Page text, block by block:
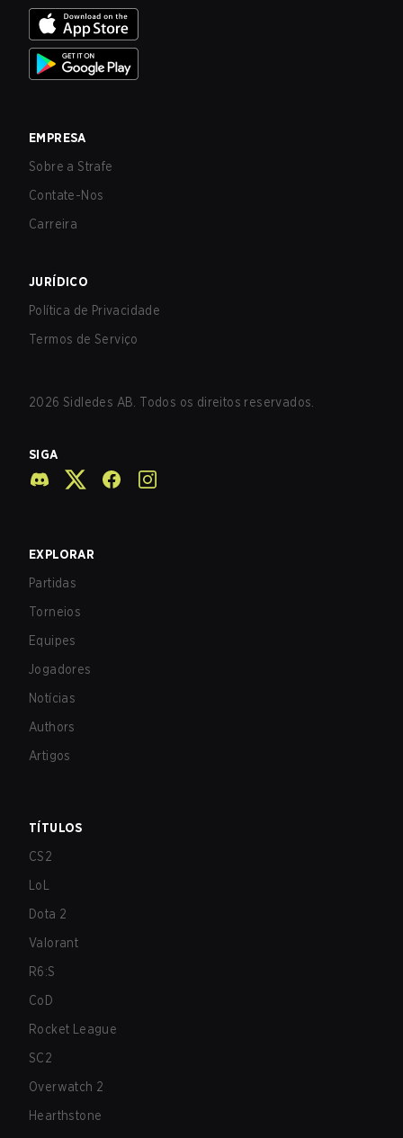
EMPRESA
Sobre a Strafe
Contate-Nos
Carreira
JURÍDICO
Política de Privacidade
Termos de Serviço
2026 Sidledes AB. Todos os direitos reservados.
SIGA
EXPLORAR
Partidas
Torneios
Equipes
Jogadores
Notícias
Authors
Artigos
TÍTULOS
CS2
LoL
Dota 2
Valorant
R6:S
CoD
Rocket League
SC2
Overwatch 2
Hearthstone